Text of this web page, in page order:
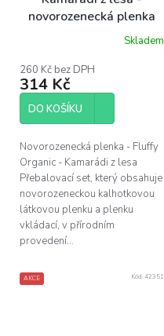
novorozenecká plenka
Skladem
260 Kč bez DPH
314 Kč
DO KOŠÍKU
Novorozenecká plenka - Fluffy
Organic - Kamarádi z lesa
Přebalovací set, který obsahuje
novorozeneckou kalhotkovou
látkovou plenku a plenku
vkládací, v přírodním
provedení...
AKCE Kód: 42351